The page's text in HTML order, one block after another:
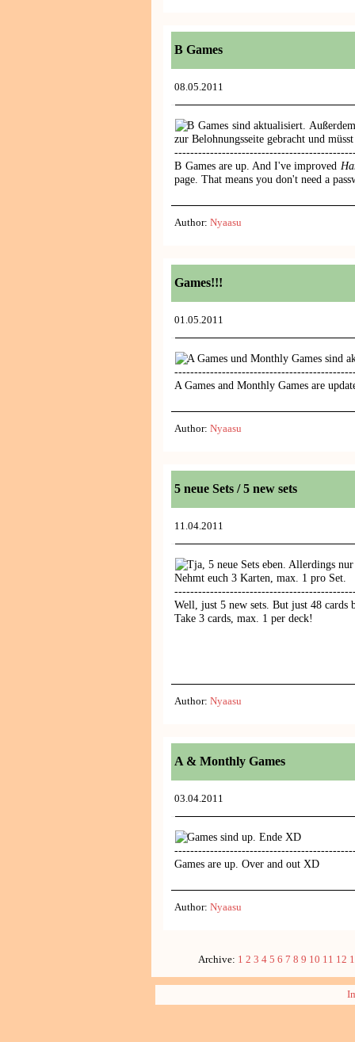
B Games
08.05.2011
B Games sind aktualisiert.
zur Belohnungsseite gebracht und
B Games are up. And I've improved
page. That means you don't need a
Author:Nyaasu
Games!!!
01.05.2011
A Games und Monthly Games sind
A Games and Monthly Games are
Author:Nyaasu
5 neue Sets / 5 new sets
11.04.2011
Tja, 5 neue Sets eben. Allerdings
Nehmt euch 3 Karten, max. 1 pro Set.
Well, just 5 new sets. But just 48 cards
Take 3 cards, max. 1 per deck!
Author:Nyaasu
A & Monthly Games
03.04.2011
Games sind up. Ende XD
Games are up. Over and out XD
Author:Nyaasu
Archive: 1 2 3 4 5 6 7 8 9 10 11 12